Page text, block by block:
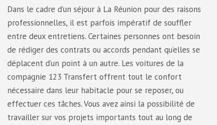
Dans le cadre d’un séjour à La Réunion pour des raisons
professionnelles, il est parfois impératif de souffler
entre deux entretiens. Certaines personnes ont besoin
de rédiger des contrats ou accords pendant qu’elles se
déplacent d’un point à un autre. Les voitures de la
compagnie 123 Transfert offrent tout le confort
nécessaire dans leur habitacle pour se reposer, ou
effectuer ces tâches. Vous avez ainsi la possibilité de
travailler sur vos projets importants tout au long de